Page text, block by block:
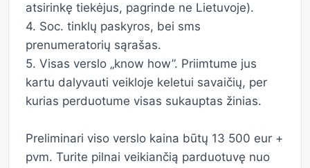
atsirinkę tiekėjus, pagrinde ne Lietuvoje).
4. Soc. tinklų paskyros, bei sms
prenumeratorių sąrašas.
5. Visas verslo „know how”. Priimtume jus
kartu dalyvauti veikloje keletui savaičių, per
kurias perduotume visas sukauptas žinias.
Preliminari viso verslo kaina būtų 13 500 eur +
pvm. Turite pilnai veikiančią parduotuvę nuo